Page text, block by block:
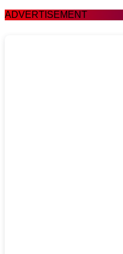
ADVERTISEMENT